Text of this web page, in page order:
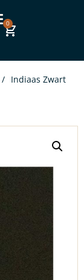
0
/ Indiaas Zwart